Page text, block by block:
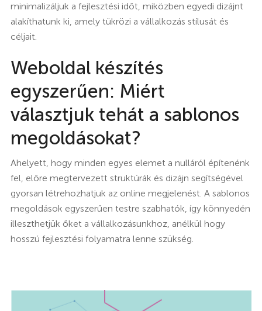
minimalizáljuk a fejlesztési időt, miközben egyedi dizájnt
alakíthatunk ki, amely tükrözi a vállalkozás stílusát és
céljait.
Weboldal készítés
egyszerűen: Miért
választjuk tehát a sablonos
megoldásokat?
Ahelyett, hogy minden egyes elemet a nulláról építenénk
fel, előre megtervezett struktúrák és dizájn segítségével
gyorsan létrehozhatjuk az online megjelenést. A sablonos
megoldások egyszerűen testre szabhatók, így könnyedén
illeszthetjük őket a vállalkozásunkhoz, anélkül hogy
hosszú fejlesztési folyamatra lenne szükség.